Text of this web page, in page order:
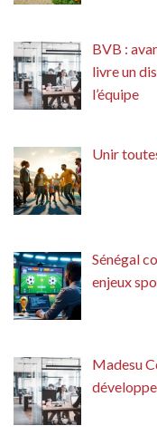
BVB :
livre un
l’équipe
Unir
Sénégal
enjeux
Madesu